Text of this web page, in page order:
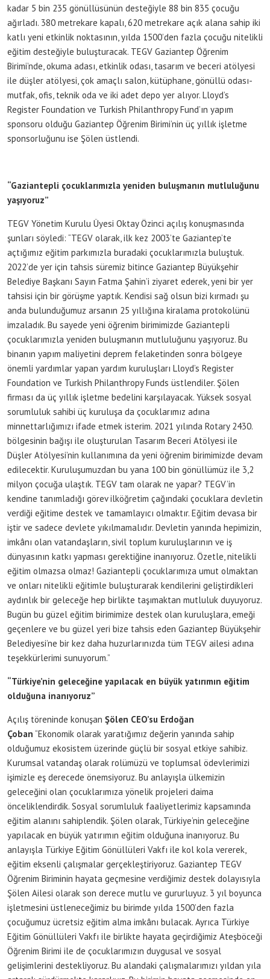
kadar 5 bin 235 gönüllüsünün desteğiyle 88 bin 835 çocuğu
ağırladı. 380 metrekare kapalı, 620 metrekare açık alana sahip iki
katlı yeni etkinlik noktasının, yılda 1500’den fazla çocuğu nitelikli
eğitim desteğiyle buluşturacak. TEGV Gaziantep Öğrenim
Birimi’nde, okuma adası, etkinlik odası, tasarım ve beceri atölyesi
ile düşler atölyesi, çok amaçlı salon, kütüphane, gönüllü odası-
mutfak, ofis, teknik oda ve iki adet depo yer alıyor. Lloyd’s
Register Foundation ve Turkish Philanthropy Fund’ın yapım
sponsoru olduğu Gaziantep Öğrenim Birimi’nin üç yıllık işletme
sponsorluğunu ise Şölen üstlendi.
“Gaziantepli çocuklarımızla yeniden buluşmanın mutluluğunu
yaşıyoruz”
TEGV Yönetim Kurulu Üyesi Oktay Özinci açılış konuşmasında
şunları söyledi: “TEGV olarak, ilk kez 2003’te Gaziantep’te
açtığımız eğitim parkımızla buradaki çocuklarımızla buluştuk.
2022’de yer için tahsis süremiz bitince Gaziantep Büyükşehir
Belediye Başkanı Sayın Fatma Şahin’i ziyaret ederek, yeni bir yer
tahsisi için bir görüşme yaptık. Kendisi sağ olsun bizi kırmadı şu
anda bulunduğumuz arsanın 25 yıllığına kiralama protokolünü
imzaladık. Bu sayede yeni öğrenim birimimizde Gaziantepli
çocuklarımızla yeniden buluşmanın mutluluğunu yaşıyoruz. Bu
binanın yapım maliyetini deprem felaketinden sonra bölgeye
önemli yardımlar yapan yardım kuruluşları Lloyd’s Register
Foundation ve Turkish Philanthropy Funds üstlendiler. Şölen
firması da üç yıllık işletme bedelini karşılayacak. Yüksek sosyal
sorumluluk sahibi üç kuruluşa da çocuklarımız adına
minnettarlığımızı ifade etmek isterim. 2021 yılında Rotary 2430.
bölgesinin bağışı ile oluşturulan Tasarım Beceri Atölyesi ile
Düşler Atölyesi’nin kullanımına da yeni öğrenim birimimizde devam
edilecektir. Kuruluşumuzdan bu yana 100 bin gönüllümüz ile 3,2
milyon çocuğa ulaştık. TEGV tam olarak ne yapar? TEGV’in
kendine tanımladığı görev ilköğretim çağındaki çocuklara devletin
verdiği eğitime destek ve tamamlayıcı olmaktır. Eğitim devasa bir
iştir ve sadece devlete yıkılmamalıdır. Devletin yanında hepimizin,
imkânı olan vatandaşların, sivil toplum kuruluşlarının ve iş
dünyasının katkı yapması gerektiğine inanıyoruz. Özetle, nitelikli
eğitim olmazsa olmaz! Gaziantepli çocuklarımıza umut olmaktan
ve onları nitelikli eğitimle buluşturarak kendilerini geliştirdikleri
aydınlık bir geleceğe hep birlikte taşımaktan mutluluk duyuyoruz.
Bugün bu güzel eğitim birimimize destek olan kuruluşlara, emeği
geçenlere ve bu güzel yeri bize tahsis eden Gaziantep Büyükşehir
Belediyesi’ne bir kez daha huzurlarınızda tüm TEGV ailesi adına
teşekkürlerimi sunuyorum.”
“Türkiye’nin geleceğine yapılacak en büyük yatırımın eğitim
olduğuna inanıyoruz”
Açılış töreninde konuşan Şölen CEO’su Erdoğan
Çoban “Ekonomik olarak yaratığımız değerin yanında sahip
olduğumuz ekosistem üzerinde güçlü bir sosyal etkiye sahibiz.
Kurumsal vatandaş olarak rolümüzü ve toplumsal ödevlerimizi
işimizle eş derecede önemsiyoruz. Bu anlayışla ülkemizin
geleceğini olan çocuklarımıza yönelik projeleri daima
önceliklendirdik. Sosyal sorumluluk faaliyetlerimiz kapsamında
eğitim alanını sahiplendik. Şölen olarak, Türkiye’nin geleceğine
yapılacak en büyük yatırımın eğitim olduğuna inanıyoruz. Bu
anlayışla Türkiye Eğitim Gönüllüleri Vakfı ile kol kola vererek,
eğitim eksenli çalışmalar gerçekleştiriyoruz. Gaziantep TEGV
Öğrenim Biriminin hayata geçmesine verdiğimiz destek dolayısıyla
Şölen Ailesi olarak son derece mutlu ve gururluyuz. 3 yıl boyunca
işletmesini üstleneceğimiz bu birimde yılda 1500’den fazla
çocuğumuz ücretsiz eğitim alma imkânı bulacak. Ayrıca Türkiye
Eğitim Gönüllüleri Vakfı ile birlikte hayata geçirdiğimiz Ateşböceği
Öğrenim Birimi ile de çocuklarımızın duygusal ve sosyal
gelişimlerini destekliyoruz. Bu alandaki çalışmalarımızı yıldan yıla